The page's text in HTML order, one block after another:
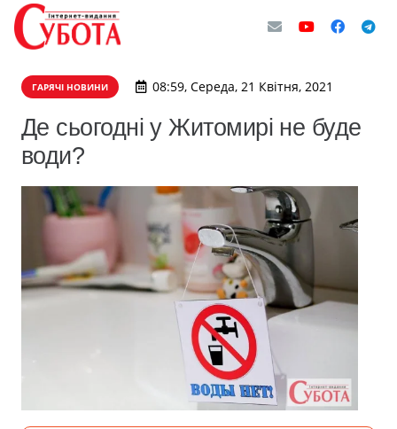
ГАРЯЧІ НОВИНИ 08:59, Середа, 21 Квітня, 2021
Де сьогодні у Житомирі не буде
води?